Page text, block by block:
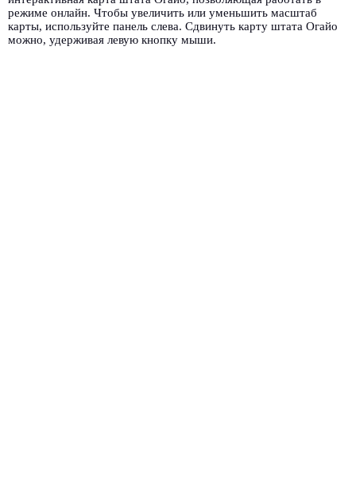
режиме онлайн. Чтобы увеличить или уменьшить масштаб
карты, используйте панель слева. Сдвинуть карту штата Огайо
можно, удерживая левую кнопку мыши.